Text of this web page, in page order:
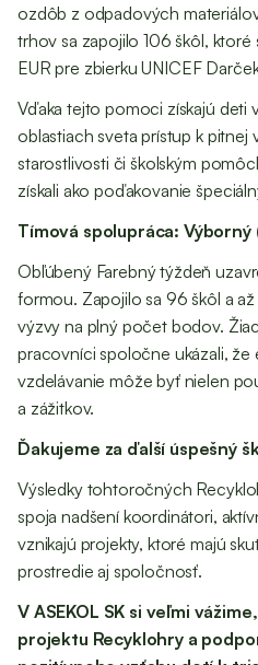
ozdôb z odpadových
trhov sa zapojilo 106 škôl,
EUR pre zbierku UNICEF
Vďaka tejto pomoci získajú deti
oblastiach sveta prístup k pitnej
starostlivosti či školským
získali ako poďakovanie
Tímová spolupráca: Výborný
Obľúbený Farebný týždeň
formou. Zapojilo sa 96 škôl a
výzvy na plný počet bodov.
pracovníci spoločne ukázali, že
vzdelávanie môže byť nielen
a zážitkov.
Ďakujeme za ďalší úspešný
Výsledky tohtoročných
spoja nadšení koordinátori,
vznikajú projekty, ktoré majú
prostredie aj spoločnosť.
V ASEKOL SK si veľmi
projektu Recyklohry a